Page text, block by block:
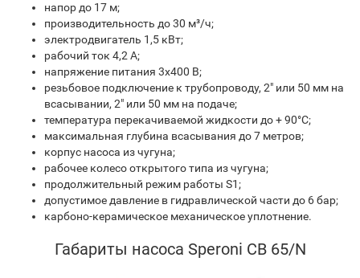
напор до 17 м;
производительность до 30 м³/ч;
электродвигатель 1,5 кВт;
рабочий ток 4,2 A;
напряжение питания 3х400 В;
резьбовое подключение к трубопроводу, 2" или 50 мм на
всасывании, 2" или 50 мм на подаче;
температура перекачиваемой жидкости до + 90°C;
максимальная глубина всасывания до 7 метров;
корпус насоса из чугуна;
рабочее колесо открытого типа из чугуна;
продолжительный режим работы S1;
допустимое давление в гидравлической части до 6 бар;
карбоно-керамическое механическое уплотнение.
Габариты насоса Speroni CB 65/N